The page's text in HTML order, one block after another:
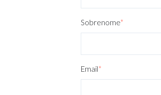
Sobrenome*
Email*